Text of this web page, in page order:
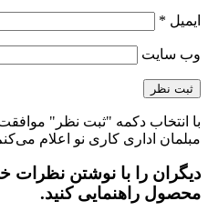
ایمیل *
وب‌ سایت
با انتخاب دکمه "ثبت نظر" موافقت
مبلمان اداری کاری نو اعلام
دیگران را با نوشتن نظرات
محصول راهنمایی کنید.